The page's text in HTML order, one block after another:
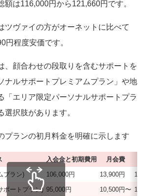
額は116,000円から121,660円です。
ツヴァイの方がオーネットに比べて
円程度安価です。
、顔合わせの段取りを含むサポートを
ナルサポートプレミアムプラン」や地
「エリア限定パーソナルサポートプラ
選択肢があります。
プランの初月料金を明確に示します
入会金と初期費用 月会費
プラン) 106,000円 13,900円
ポートプラン) 95,000円 10,500円〜